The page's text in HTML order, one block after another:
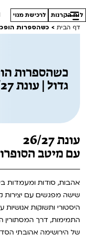
לוח הקרנות לרכישת מנוי
הסרטים שלנו
טרום בכורה
חדשים
לילדים ולכל
הקרנות על פופים
תכניות מיוחדות
במראה הישראלית
סיפורי קיץ
מחווה לקסבייה
סדרות עונת 26/27
VOD
דף הבית > כשהספרות הופכת
כשהספרות
גדול | עונת 26/27
עונת 26/27
עם מיטב
אהבות, סודות ומעמדות
שישה מפגשים עם יצירות
היסטורי ותשוקות
התמימות, דרך המסתורין
של הירושימה אהובתי